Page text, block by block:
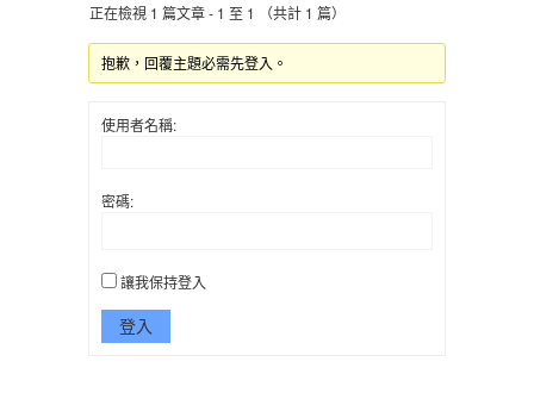
正在檢視 1 篇文章 - 1 至 1 （共計 1 篇）
抱歉，回覆主題必需先登入。
使用者名稱:
密碼:
讓我保持登入
登入